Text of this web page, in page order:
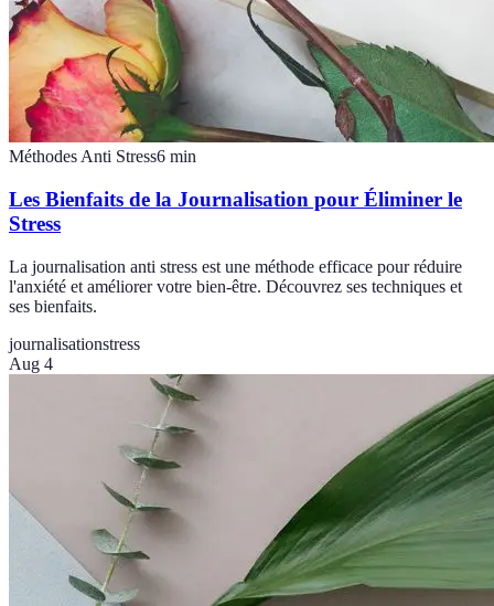
Méthodes Anti Stress6 min
Les Bienfaits de la Journalisation pour Éliminer le
Stress
La journalisation anti stress est une méthode efficace pour réduire
l'anxiété et améliorer votre bien-être. Découvrez ses techniques et
ses bienfaits.
journalisationstress
Aug 4